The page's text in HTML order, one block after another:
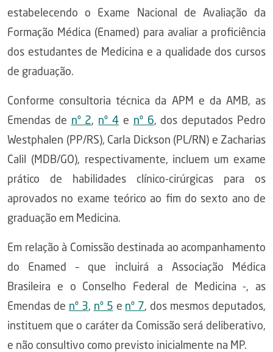
estabelecendo o Exame Nacional de Avaliação da
Formação Médica (Enamed) para avaliar a proficiência
dos estudantes de Medicina e a qualidade dos cursos
de graduação.
Conforme consultoria técnica da APM e da AMB, as
Emendas de nº 2, nº 4 e nº 6, dos deputados Pedro
Westphalen (PP/RS), Carla Dickson (PL/RN) e Zacharias
Calil (MDB/GO), respectivamente, incluem um exame
prático de habilidades clínico-cirúrgicas para os
aprovados no exame teórico ao fim do sexto ano de
graduação em Medicina.
Em relação à Comissão destinada ao acompanhamento
do Enamed – que incluirá a Associação Médica
Brasileira e o Conselho Federal de Medicina -, as
Emendas de nº 3, nº 5 e nº 7, dos mesmos deputados,
instituem que o caráter da Comissão será deliberativo,
e não consultivo como previsto inicialmente na MP.